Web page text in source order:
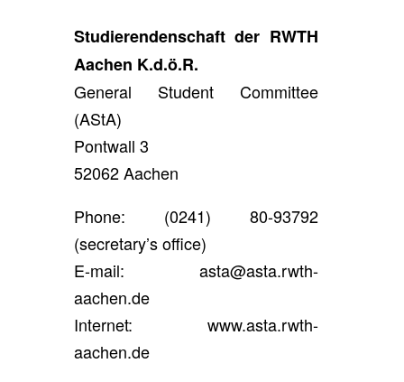
Studierendenschaft der RWTH
Aachen K.d.ö.R.
General Student Committee
(AStA)
Pontwall 3
52062 Aachen
Phone: (0241) 80-93792
(secretary’s office)
E-mail: asta@asta.rwth-
aachen.de
Internet: www.asta.rwth-
aachen.de